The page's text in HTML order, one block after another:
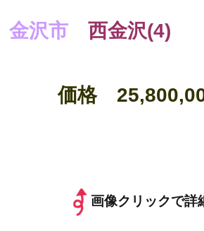
金沢市西金沢(4)
価格
画像クリックで詳